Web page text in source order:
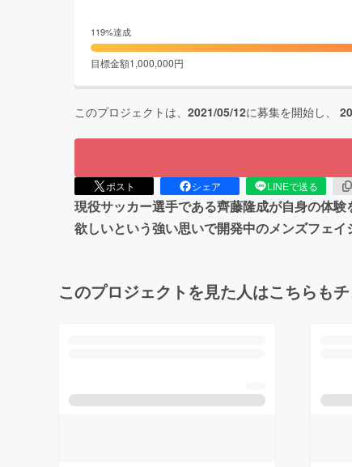
119%達成
目標金額1,000,000円
このプロジェクトは、 2021/05/12に募集を開始し、
ポスト シェア LINEで送る
現役サッカー選手である齊藤隆成が自身の体
欲しいという強い思いで開発中のメンズフェイ
このプロジェクトを見た人はこちらも